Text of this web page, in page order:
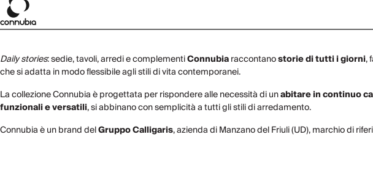
Daily stories: sedie, tavoli, arredi e complementiConnubiaraccontanostorie di tutti i giorni,
che si adatta in modo flessibile agli stili di vita contemporanei.
La collezione Connubia è progettata per rispondere alle necessità di unabitare in continuo
funzionali e versatili, si abbinano con semplicità a tutti gli stili di arredamento.
Connubia è un brand delGruppo Calligaris, azienda di Manzano del Friuli (UD), marchio di